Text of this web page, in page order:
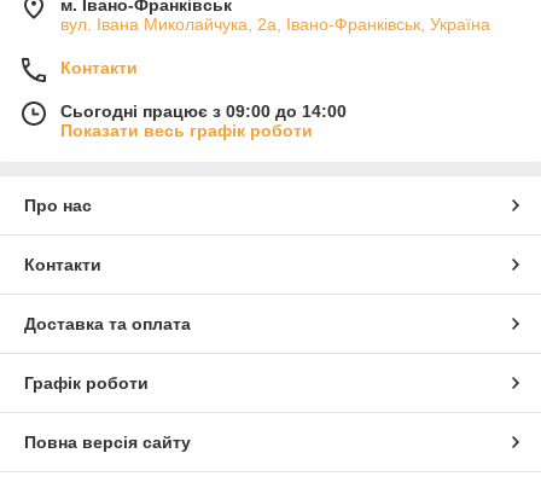
м. Івано-Франківськ
вул. Івана Миколайчука, 2а, Івано-Франківськ, Україна
Контакти
Сьогодні працює з 09:00 до 14:00
Показати весь графік роботи
Про нас
Контакти
Доставка та оплата
Графік роботи
Повна версія сайту